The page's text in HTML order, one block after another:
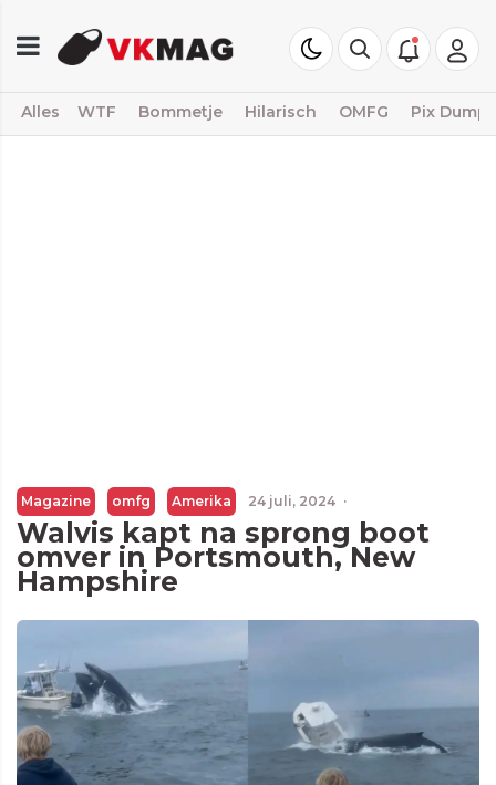
Alles WTF Bommetje Hilarisch OMFG Pix Dump
Magazine omfg Amerika 24 juli, 2024 ·
Walvis kapt na sprong boot
omver in Portsmouth, New
Hampshire